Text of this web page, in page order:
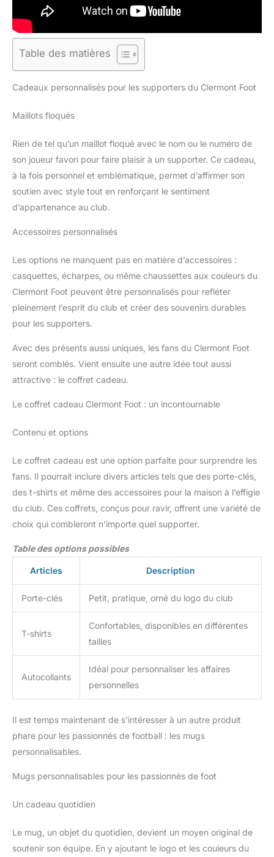
Table des matières
Cadeaux personnalisés pour les supporters du Clermont Foot
Maillots floqués
Rien de tel qu’un maillot floqué avec le nom ou le numéro de
son joueur favori pour faire plaisir à un supporter. Ce cadeau,
à la fois personnel et emblématique, permet d’affirmer son
soutien avec style tout en renforçant le sentiment
d’appartenance au club.
Accessoires personnalisés
Les options ne manquent pas en matière d’accessoires :
casquettes, écharpes, ou même chaussettes aux couleurs du
Clermont Foot peuvent être personnalisés pour refléter
pleinement l’esprit du club et créer des souvenirs durables
pour les supporters.
Avec des présents aussi uniques, les fans du Clermont Foot
seront comblés. Vient ensuite une autre idée tout aussi
attractive : le coffret cadeau.
Le coffret cadeau Clermont Foot : un incontournable
Contenu et options
Le coffret cadeau est une option parfaite pour surprendre les
fans. Il pourrait inclure divers articles tels que des porte-clés,
des t-shirts et même des accessoires pour la maison à l’effigie
du club. Ces coffrets, conçus pour ravir, offrent une variété de
choix qui combleront n’importe quel supporter.
Table des options possibles
Articles Description
Porte-clés Petit, pratique, orné du logo du club
T-shirts
Confortables, disponibles en différentes
tailles
Autocollants
Idéal pour personnaliser les affaires
personnelles
Il est temps maintenant de s’intéresser à un autre produit
phare pour les passionnés de football : les mugs
personnalisables.
Mugs personnalisables pour les passionnés de foot
Un cadeau quotidien
Le mug, un objet du quotidien, devient un moyen original de
soutenir son équipe. En y ajoutant le logo et les couleurs du